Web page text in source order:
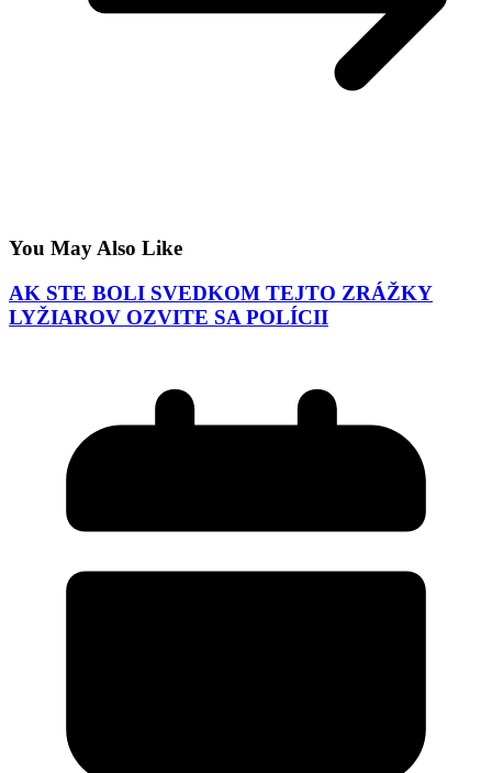
You May Also Like
AK STE BOLI SVEDKOM TEJTO ZRÁŽKY
LYŽIAROV OZVITE SA POLÍCII